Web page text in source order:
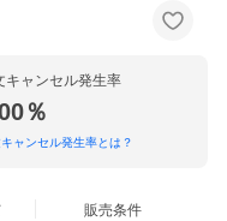
キャンセル発生率
％
ャンセル発生率とは？
販売条件